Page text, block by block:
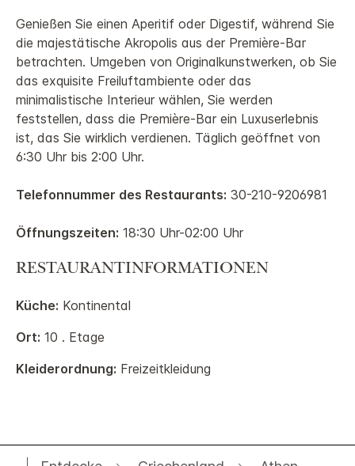
Genießen Sie einen Aperitif oder Digestif, während Sie
die majestätische Akropolis aus der Première-Bar
betrachten. Umgeben von Originalkunstwerken, ob Sie
das exquisite Freiluftambiente oder das
minimalistische Interieur wählen, Sie werden
feststellen, dass die Première-Bar ein Luxuserlebnis
ist, das Sie wirklich verdienen. Täglich geöffnet von
6:30 Uhr bis 2:00 Uhr.
Telefonnummer des Restaurants: 30-210-9206981
Öffnungszeiten: 18:30 Uhr-02:00 Uhr
RESTAURANTINFORMATIONEN
Küche: Kontinental
Ort: 10 . Etage
Kleiderordnung: Freizeitkleidung